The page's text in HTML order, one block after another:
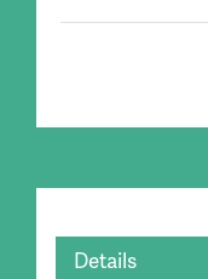
Details